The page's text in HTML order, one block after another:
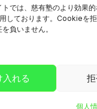
トでは、慈有塾のより効果
しております。Cookieを
負いません。
入れる
個人